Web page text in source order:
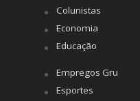
Colunistas
Economia
Educação
Empregos Gru
Esportes